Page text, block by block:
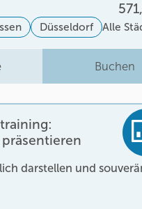
Düsseldorf Alle
Buchen
darstellen und